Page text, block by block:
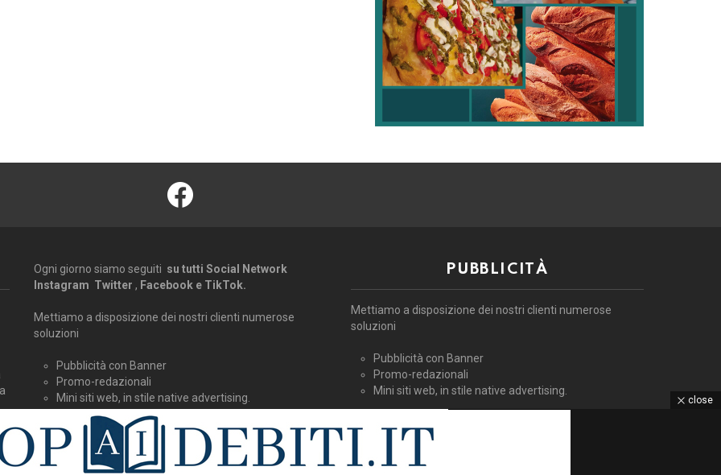
facebook
Ogni giorno siamo seguiti su tutti Social Network
Instagram Twitter , Facebook e TikTok.
Mettiamo a disposizione dei nostri clienti numerose
soluzioni
Pubblicità con Banner
Promo-redazionali
Mini siti web, in stile native advertising.
La nostra struttura, composta da professionisti della
comunicazione online, studia, suggerisce e realizza la
migliore strategia di web marketing e comunicazione on
PUBBLICITÀ
Mettiamo a disposizione dei nostri clienti numerose
soluzioni
Pubblicità con Banner
Promo-redazionali
Mini siti web, in stile native advertising.
close